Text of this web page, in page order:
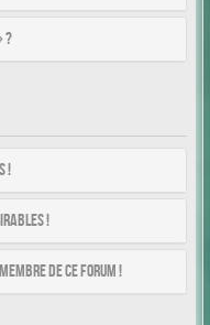
?
!
!
de ce forum !